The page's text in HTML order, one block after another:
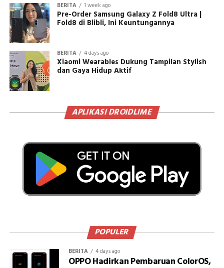
BERITA 1 week ago
Pre-Order Samsung Galaxy Z Fold8 Ultra |
Fold8 di Blibli, Ini Keuntungannya
BERITA 4 days ago
Xiaomi Wearables Dukung Tampilan Stylish
dan Gaya Hidup Aktif
APLIKASI DROIDLIME
POPULER
BERITA 4 days ago
OPPO Hadirkan Pembaruan ColorOS,